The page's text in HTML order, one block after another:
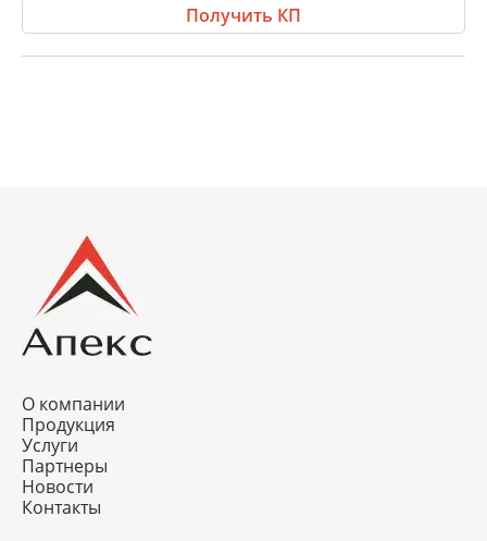
Получить КП
О компании
Продукция
Услуги
Партнеры
Новости
Контакты